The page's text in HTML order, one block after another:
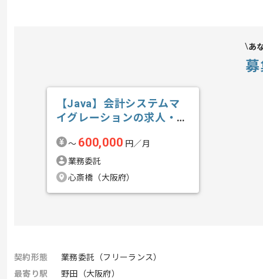
あ
【Java】会計システムマ
イグレーションの求人・案
〜 600,000 円／月
業務委託
心斎橋（大阪府）
契約形態
業務委託（フリーランス）
最寄り駅
野田（大阪府）